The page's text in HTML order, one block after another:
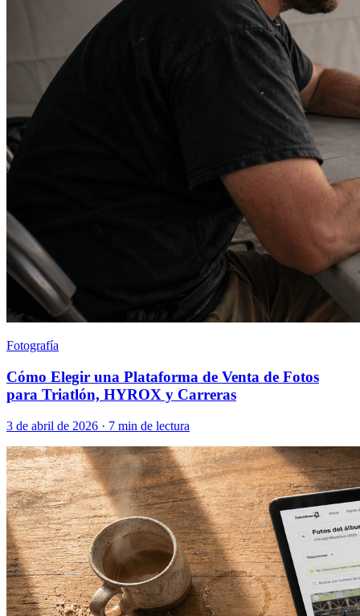
Fotografía
Cómo Elegir una Plataforma de Venta de Fotos
para Triatlón, HYROX y Carreras
3 de abril de 2026 · 7 min de lectura